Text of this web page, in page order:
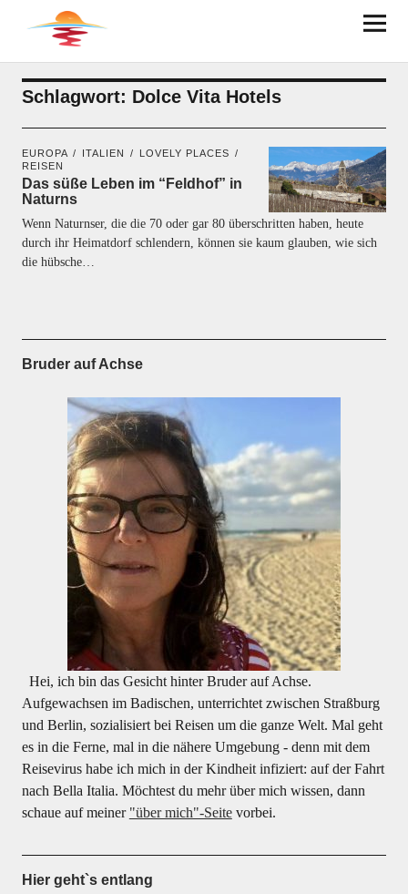
BRUDER AUF ACHSE
Schlagwort: Dolce Vita Hotels
EUROPA ITALIEN
LOVELY PLACES
REISEN
Das süße Leben im “Feldhof” in
Naturns
Wenn Naturnser, die die 70 oder gar 80 überschritten haben, heute
durch ihr Heimatdorf schlendern, können sie kaum glauben, wie sich
die hübsche…
Bruder auf Achse
Hei, ich bin das Gesicht hinter Bruder auf Achse.
Aufgewachsen im Badischen, unterrichtet zwischen Straßburg
und Berlin, sozialisiert bei Reisen um die ganze Welt. Mal geht
es in die Ferne, mal in die nähere Umgebung - denn mit dem
Reisevirus habe ich mich in der Kindheit infiziert: auf der Fahrt
nach Bella Italia. Möchtest du mehr über mich wissen, dann
schaue auf meiner "über mich"-Seitevorbei.
Hier geht`s entlang